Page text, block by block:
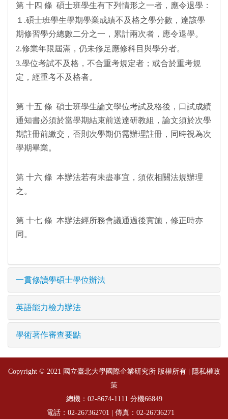
第 十四 條 碩士班學生有下列情形之一者，應令退學：
１.碩士班學生學期學業成績不及格之學分數，達該學
期修習學分總數二分之一，累計兩次者，應令退學。
2.修業年限屆滿，仍未修足應修科目與學分者。
3.學位考試不及格，不合重考規定者；或合於重考規
定，經重考不及格者。
第 十五 條 碩士班學生論文學位考試及格後，口試成績
通知書必須於當學期結束前送達研教組，論文須於次學
期註冊前繳交，否則次學期仍需辦理註冊，同時視為次
學期畢業。
第 十六 條 本辦法若有未盡事宜，須依相關法規辦理
之。
第 十七 條 本辦法經所務會議通過後實施，修正時亦
同。
一貫修讀學碩士學位辦法
英語能力檢力辦法
學術著作審查要點
Copyright © 2021 國立臺北大學國際企業研究所 版權所有 | 隱私權政
策
總機： 02-8674-1111 分機66849
電話： 02-267362701 | 傳真：02-26736271